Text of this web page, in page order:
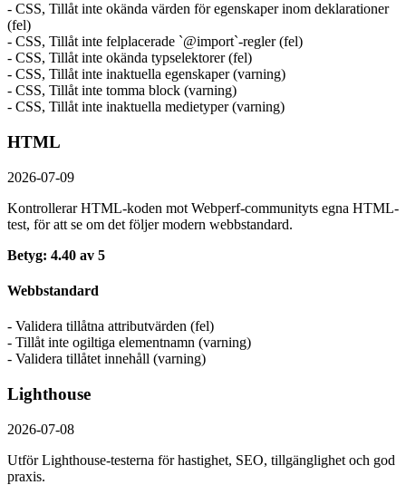
- CSS, Tillåt inte okända värden för egenskaper inom deklarationer
(fel)
- CSS, Tillåt inte felplacerade `@import`-regler (fel)
- CSS, Tillåt inte okända typselektorer (fel)
- CSS, Tillåt inte inaktuella egenskaper (varning)
- CSS, Tillåt inte tomma block (varning)
- CSS, Tillåt inte inaktuella medietyper (varning)
HTML
2026-07-09
Kontrollerar HTML-koden mot Webperf-communityts egna HTML-
test, för att se om det följer modern webbstandard.
Betyg: 4.40 av 5
Webbstandard
- Validera tillåtna attributvärden (fel)
- Tillåt inte ogiltiga elementnamn (varning)
- Validera tillåtet innehåll (varning)
Lighthouse
2026-07-08
Utför Lighthouse-testerna för hastighet, SEO, tillgänglighet och god
praxis.